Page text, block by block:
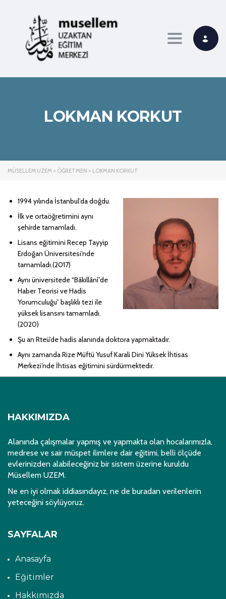
Toggle
LOKMAN KORKUT
MÜSELLEM UZEM > ÖĞRETMEN > LOKMAN KORKUT
1994 yılında İstanbul’da doğdu.
İlk ve ortaöğretimini aynı
şehirde tamamladı.
Lisans eğitimini Recep Tayyip
Erdoğan Üniversitesi’nde
tamamladı.(2017)
Aynı üniversitede “Bâkıllânî’de
Haber Teorisi ve Hadis
Yorumculuğu” başlıklı tezi ile
yüksek lisansını tamamladı.
(2020)
Şu an Rteü’de hadis alanında doktora yapmaktadır.
Aynı zamanda Rize Müftü Yusuf Karali Dini Yüksek İhtisas
Merkezi’nde İhtisas eğitimini sürdürmektedir.
HAKKIMIZDA
Alanında çalışmalar yapmış ve yapmakta olan hocalarımızla,
medrese ve sair müspet ilimlere dair eğitimi, belli ölçüde
evlerinizden alabileceğiniz bir sistem üzerine kuruldu
Müsellem UZEM.
Ne en iyi olmak iddiasındayız, ne de buradan verilenlerin
yeteceğini söylüyoruz.
SAYFALAR
Anasayfa
Eğitimler
Hakkımızda